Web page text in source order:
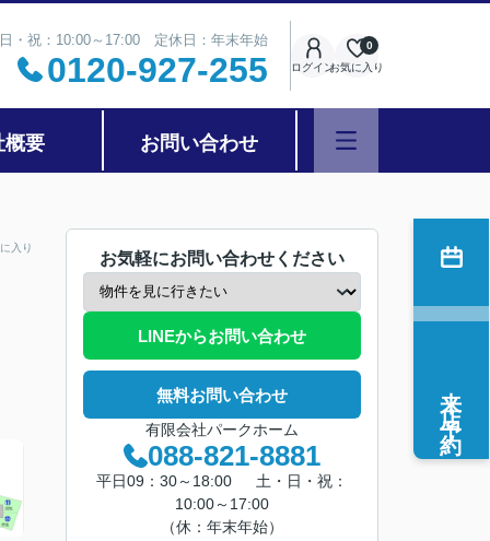
・祝：10:00～17:00 定休日：年末年始
0120-927-255 ログインお気に入り
0
概要 お問い合わせ
入り
お気軽にお問い合わせください
LINEからお問い合わせ
無料お問い合わせ
有限会社パークホーム
088-821-8881
平日09：30～18:00 土・日・祝：
10:00～17:00
（休：年末年始）
来店予約